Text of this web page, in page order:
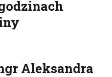
Aleksandra